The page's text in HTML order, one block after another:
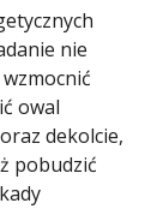
nie
owal
dekolcie,
pobudzić